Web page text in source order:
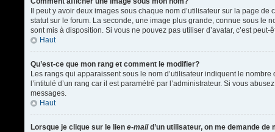
Il peut y avoir deux images sous chaque nom d’utilisateur sur la page
statut sur le forum. La seconde, une image plus grande, connue sous le
sont mis à disposition. Si vous ne pouvez pas utiliser d’avatar, c’est
Haut
Qu’est-ce que mon rang et comment le modifier?
Les rangs qui apparaissent sous le nom d’utilisateur indiquent le
l’intitulé d’un rang car il est paramétré par l’administrateur. Si vous
messages.
Haut
Lorsque je clique sur le lien e-maild’un utilisateur, on me demande de